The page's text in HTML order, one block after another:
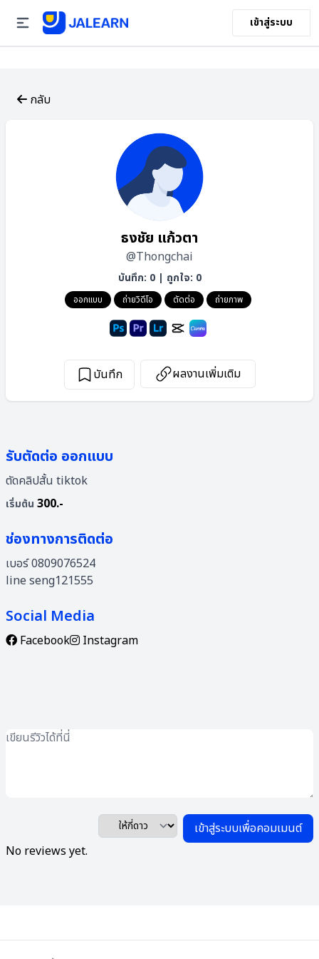
เข้าสู่ระบบ
กลับ
ธงชัย แก้วตา
@Thongchai
บันทึก: 0| ถูกใจ: 0
ออกแบบ ถ่ายวิดีโอ ตัดต่อ ถ่ายภาพ
บันทึก ผลงานเพิ่มเติม
รับตัดต่อ ออกแบบ
ตัดคลิปสั้น tiktok
เริ่มต้น 300.-
ช่องทางการติดต่อ
เบอร์ 0809076524
line seng121555
Social Media
Facebook Instagram
เข้าสู่ระบบเพื่อคอมเมนต์
No reviews yet.